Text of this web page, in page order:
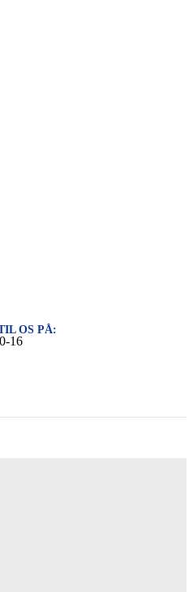
OS PÅ:
16